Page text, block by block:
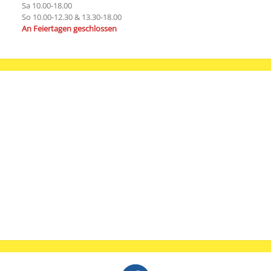
Sa 10.00-18.00
So 10.00-12.30 & 13.30-18.00
An Feiertagen geschlossen